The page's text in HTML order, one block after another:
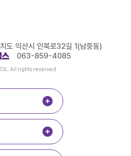
도 익산시 인북로32길 1(남중동)
063-859-4085
All rights reserved.